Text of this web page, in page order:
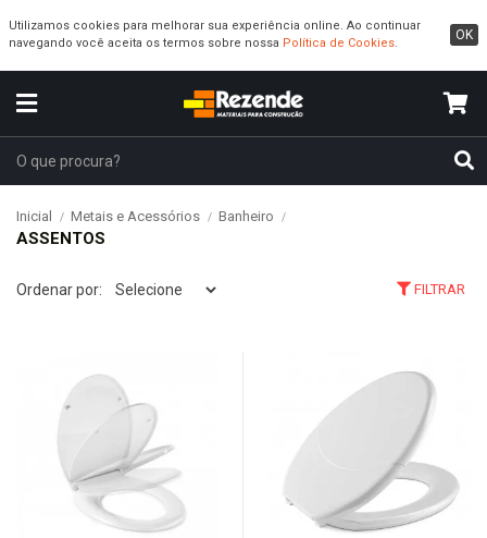
OK
Utilizamos cookies para melhorar sua experiência online. Ao continuar
navegando você aceita os termos sobre nossa Política de Cookies.
Inicial Metais e Acessórios Banheiro
ASSENTOS
FILTRAR
Ordenar por: